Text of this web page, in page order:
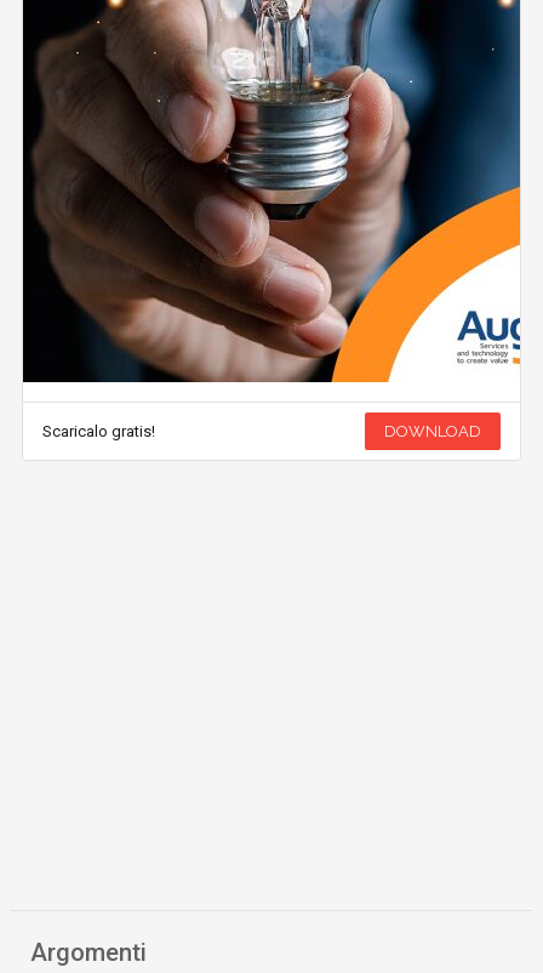
Scaricalo gratis! DOWNLOAD
Argomenti